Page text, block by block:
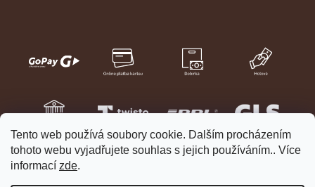
Tento web používá soubory cookie. Dalším procházením
tohoto webu vyjadřujete souhlas s jejich používáním.. Více
informací zde.